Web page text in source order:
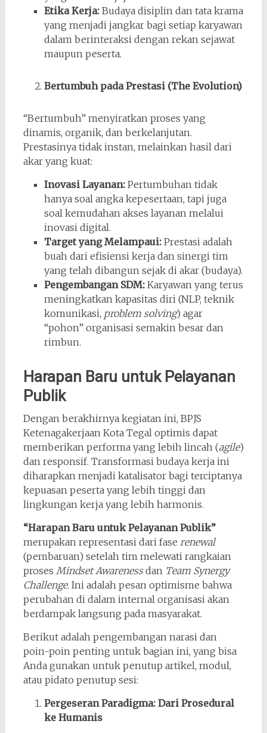
Etika Kerja:Budaya disiplin dan tata krama
yang menjadi jangkar bagi setiap karyawan
dalam berinteraksi dengan rekan sejawat
maupun peserta.
Bertumbuh pada Prestasi (The Evolution)
“Bertumbuh” menyiratkan proses yang
dinamis, organik, dan berkelanjutan.
Prestasinya tidak instan, melainkan hasil dari
akar yang kuat:
Inovasi Layanan:Pertumbuhan tidak
hanya soal angka kepesertaan, tapi juga
soal kemudahan akses layanan melalui
inovasi digital.
Target yang Melampaui:Prestasi adalah
buah dari efisiensi kerja dan sinergi tim
yang telah dibangun sejak di akar (budaya).
Pengembangan SDM:Karyawan yang terus
meningkatkan kapasitas diri (NLP, teknik
komunikasi, problem solving) agar
“pohon” organisasi semakin besar dan
rimbun.
Harapan Baru untuk Pelayanan
Publik
Dengan berakhirnya kegiatan ini, BPJS
Ketenagakerjaan Kota Tegal optimis dapat
memberikan performa yang lebih lincah (agile)
dan responsif. Transformasi budaya kerja ini
diharapkan menjadi katalisator bagi terciptanya
kepuasan peserta yang lebih tinggi dan
lingkungan kerja yang lebih harmonis.
“Harapan Baru untuk Pelayanan Publik”
merupakan representasi dari fase renewal
(pembaruan) setelah tim melewati rangkaian
proses Mindset Awarenessdan Team Synergy
Challenge. Ini adalah pesan optimisme bahwa
perubahan di dalam internal organisasi akan
berdampak langsung pada masyarakat.
Berikut adalah pengembangan narasi dan
poin-poin penting untuk bagian ini, yang bisa
Anda gunakan untuk penutup artikel, modul,
atau pidato penutup sesi:
Pergeseran Paradigma: Dari Prosedural
ke Humanis